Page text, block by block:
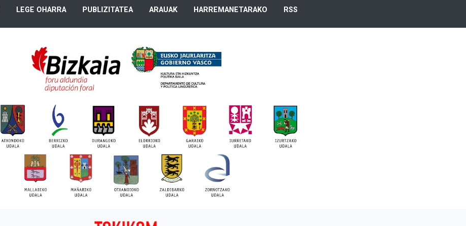
LEGE OHARRA PUBLIZITATEA ARAUAK HARREMANETARAKO RSS